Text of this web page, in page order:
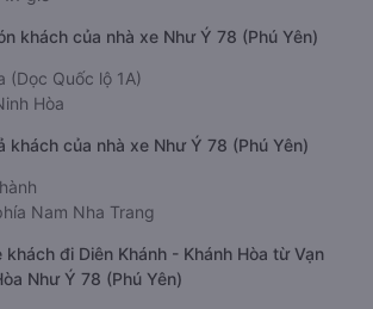
khách của nhà xe Như Ý 78 (Phú Yên)
(Dọc Quốc lộ 1A)
Hòa
khách của nhà xe Như Ý 78 (Phú Yên)
Nam Nha Trang
khách đi Diên Khánh - Khánh Hòa từ Vạn
Như Ý 78 (Phú Yên)